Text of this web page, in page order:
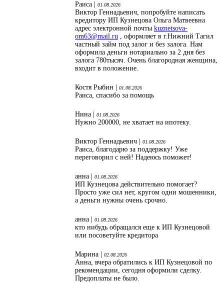
Раиса | 01.08.2026
Виктор Геннадьевич, попробуйте написать
кредитору ИП Кузнецова Ольга Матвеевна
адрес электронной почты kuznetsova-
om63@mail.ru , оформляет в г.Нижний Тагил
частный займ под залог и без залога. Нам
оформила деньги нотариально за 2 дня без
залога 780тысяч. Очень благородная женщина,
входит в положение.
Костя Рыбин | 01.08.2026
Раиса, спасибо за помощь
Нина | 01.08.2026
Нужно 200000, не хватает на ипотеку.
Виктор Геннадьевич | 01.08.2026
Раиса, благодарю за поддержку! Уже
переговорил с ней! Надеюсь поможет!
анна | 01.08.2026
ИП Кузнецова действительно помогает?
Просто уже сил нет, кругом одни мошенники,
а деньги нужны очень срочно.
анна | 01.08.2026
кто нибудь обращался еще к ИП Кузнецовой
или посоветуйте кредитора
Марина | 02.08.2026
Анна, вчера обратились к ИП Кузнецовой по
рекомендации, сегодня оформили сделку.
Предоплаты не было.